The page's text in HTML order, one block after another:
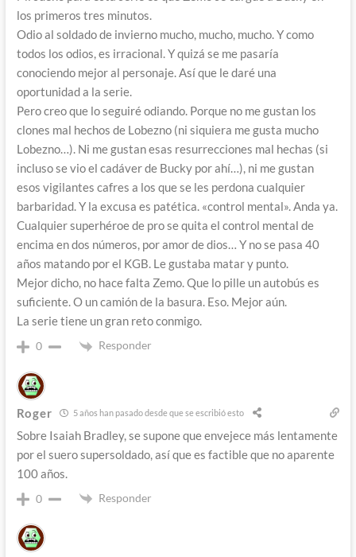
los primeros tres minutos.
Odio al soldado de invierno mucho, mucho, mucho. Y como
todos los odios, es irracional. Y quizá se me pasaría
conociendo mejor al personaje. Así que le daré una
oportunidad a la serie.
Pero creo que lo seguiré odiando. Porque no me gustan los
clones mal hechos de Lobezno (ni siquiera me gusta mucho
Lobezno…). Ni me gustan esas resurrecciones mal hechas (si
incluso se vio el cadáver de Bucky por ahí…), ni me gustan
esos vigilantes cafres a los que se les perdona cualquier
barbaridad. Y la excusa es patética. «control mental». Anda ya.
Cualquier superhéroe de pro se quita el control mental de
encima en dos números, por amor de dios… Y no se pasa 40
años matando por el KGB. Le gustaba matar y punto.
Mejor dicho, no hace falta Zemo. Que lo pille un autobús es
suficiente. O un camión de la basura. Eso. Mejor aún.
La serie tiene un gran reto conmigo.
0 Responder
Roger 5 años han pasado desde que se escribió esto
Sobre Isaiah Bradley, se supone que envejece más lentamente
por el suero supersoldado, así que es factible que no aparente
100 años.
0 Responder